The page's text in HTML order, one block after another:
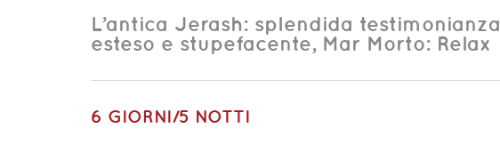
L’antica Jerash: splendida
esteso e stupefacente, Mar Morto: Relax
6 GIORNI/5 NOTTI